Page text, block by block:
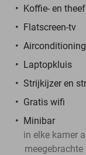
Koffie- en
Flatscreen-tv
Airconditioning
Laptopkluis
Strijkijzer en
Gratis wifi
Minibar
in elke kamer